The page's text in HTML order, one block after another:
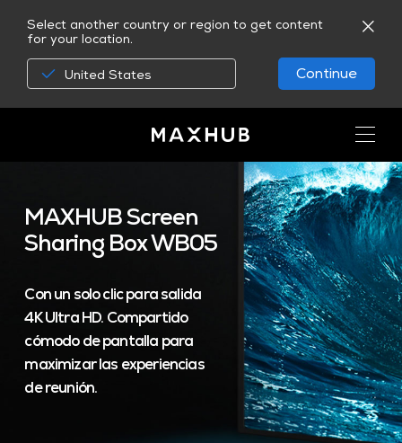
Select another country or region to get content
for your location.
United States Continue
MAXHUB Screen
Sharing Box WB05
Con un solo clic para salida
4K Ultra HD. Compartido
cómodo de pantalla para
maximizar las experiencias
de reunión.